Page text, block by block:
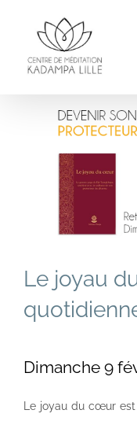
Le joyau
Dimanche 9
Le joyau du cœur